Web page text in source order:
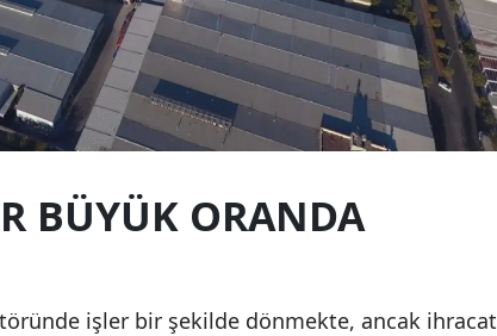
Malatya
Manisa
Kahramanmaraş
Muğla
Nevşehir
BÜYÜK ORANDA
işler bir şekilde dönmekte, ancak ihracat